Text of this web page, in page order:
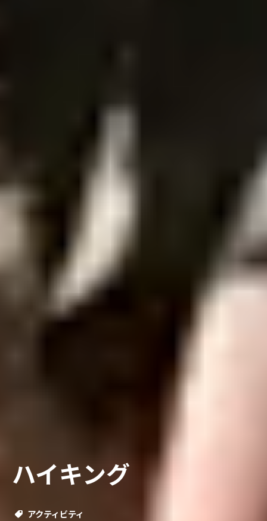
ハイキング
アクティビティ